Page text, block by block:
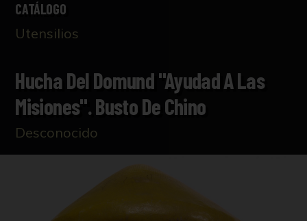
CATÁLOGO
Utensilios
Hucha Del Domund "Ayudad A Las
Misiones". Busto De Chino
Desconocido